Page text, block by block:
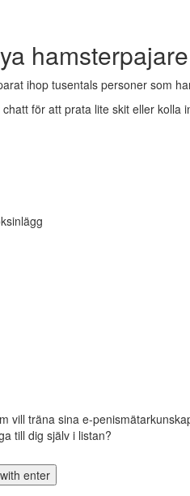
ihop tusentals personer som
för att prata lite skit eller kolla
vill träna sina e-
till dig själv i listan?